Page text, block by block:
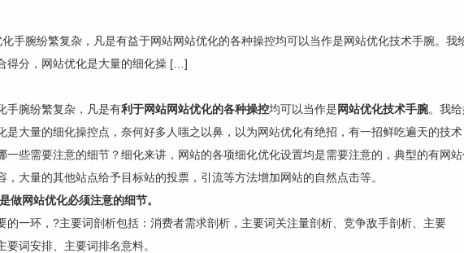
手腕纷繁复杂，凡是有益于网站网站优化的各种操控均可以当作是网站优化技术手腕。
得分，网站优化是大量的细化操 […]
手腕纷繁复杂，凡是有利于网站网站优化的各种操控均可以当作是网站优化技术手腕。我
大量的细化操控点，奈何好多人嗤之以鼻，以为网站优化有绝招，有一招鲜吃遍天的技术
一些需要注意的细节？细化来讲，网站的各项细化优化设置均是需要注意的，典型的有网
大量的其他站点给予目标站的投票，引流等方法增加网站的自然点击等。
做网站优化必须注意的细节。
的一环，?主要词剖析包括：消费者需求剖析，主要词关注量剖析、竞争敌手剖析、主要
词安排、主要词排名意料。